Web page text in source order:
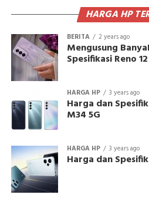
HARGA HP
BERITA 2 years ago
Mengusung
Spesifikasi Reno
HARGA HP 3 years ago
Harga dan
M34 5G
HARGA HP 3 years ago
Harga dan